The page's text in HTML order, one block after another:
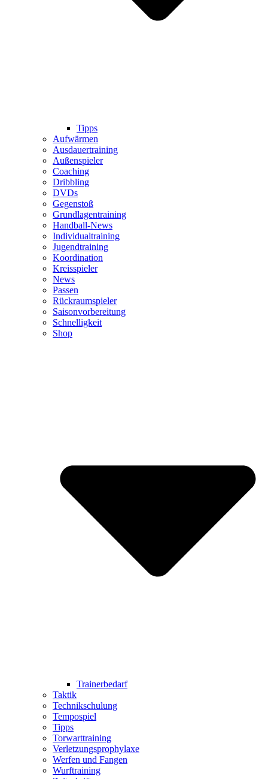
Tipps
Aufwärmen
Ausdauertraining
Außenspieler
Coaching
Dribbling
DVDs
Gegenstoß
Grundlagentraining
Handball-News
Individualtraining
Jugendtraining
Koordination
Kreisspieler
News
Passen
Rückraumspieler
Saisonvorbereitung
Schnelligkeit
Shop
Trainerbedarf
Taktik
Technikschulung
Tempospiel
Tipps
Torwarttraining
Verletzungsprophylaxe
Werfen und Fangen
Wurftraining